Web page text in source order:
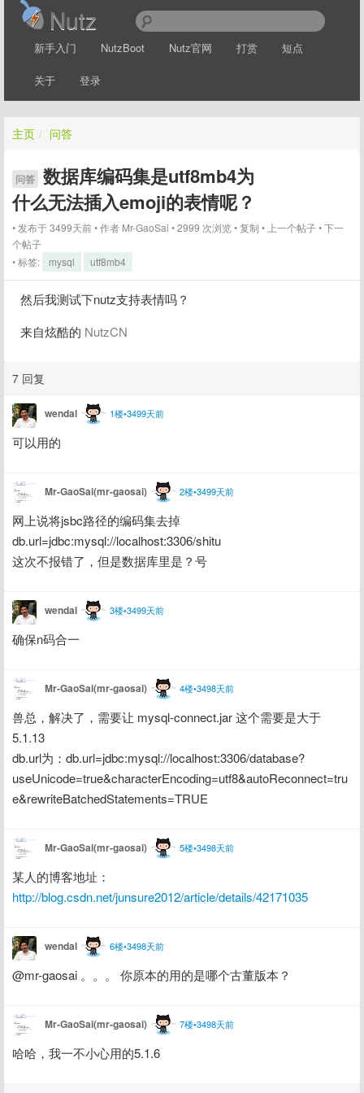
Nutz
新手入门 NutzBoot Nutz官网 打赏 短点
关于 登录
主页 / 问答
问答 数据库编码集是utf8mb4为
什么无法插入emoji的表情呢？
发布于 3499天前 作者 Mr-GaoSai 2999 次浏览 复制 上一个帖子 下一
个帖子
标签:
mysql utf8mb4
然后我测试下nutz支持表情吗？
来自炫酷的 NutzCN
7 回复
wendal 1楼•3499天前
可以用的
Mr-GaoSai(mr-gaosai) 2楼•3499天前
网上说将jsbc路径的编码集去掉
db.url=jdbc:mysql://localhost:3306/shitu
这次不报错了，但是数据库里是？号
wendal 3楼•3499天前
确保n码合一
Mr-GaoSai(mr-gaosai) 4楼•3498天前
兽总，解决了，需要让 mysql-connect.jar 这个需要是大于
5.1.13
db.url为：db.url=jdbc:mysql://localhost:3306/database?
useUnicode=true&characterEncoding=utf8&autoReconnect=tru
e&rewriteBatchedStatements=TRUE
Mr-GaoSai(mr-gaosai) 5楼•3498天前
某人的博客地址：
http://blog.csdn.net/junsure2012/article/details/42171035
wendal 6楼•3498天前
@mr-gaosai 。。。 你原本的用的是哪个古董版本？
Mr-GaoSai(mr-gaosai) 7楼•3498天前
哈哈，我一不小心用的5.1.6